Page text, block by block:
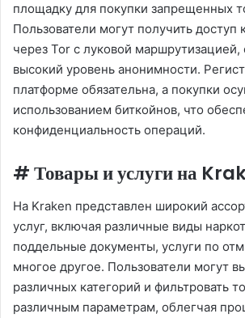
площадку для покупки запрещенных
Пользователи могут получить доступ
через Tor с луковой маршрутизацией,
высокий уровень анонимности.
платформе обязательна, а покупки
использованием биткойнов, что
конфиденциальность операций.
# Товары и услуги на
На Kraken представлен широкий
услуг, включая различные виды
поддельные документы, услуги по
многое другое. Пользователи могут
различных категорий и фильтровать
различным параметрам, облегчая